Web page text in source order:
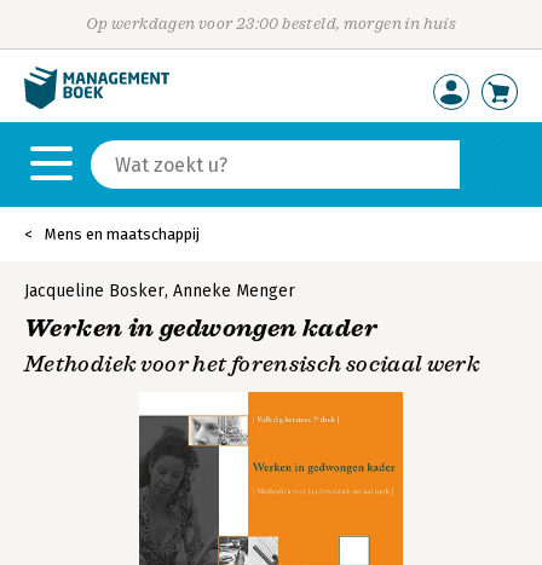
Op werkdagen voor 23:00 besteld, morgen in huis
Mens en maatschappij
Jacqueline Bosker, Anneke Menger
Werken in gedwongen kader
Methodiek voor het forensisch sociaal werk